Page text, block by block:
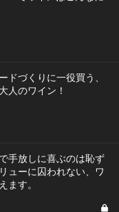
ドづくりに一役買う、
人のワイン！
手放しに喜ぶのは恥ず
ューに囚われない、ワ
ます。